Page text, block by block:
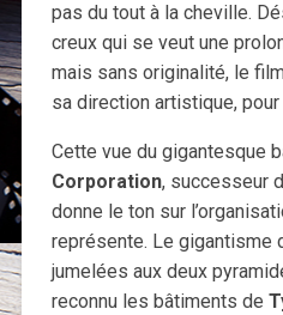
pas du tout à la cheville.
creux qui se veut une
mais sans originalité, le
sa direction artistique,
Cette vue du gigantesque
Corporation, successeur
donne le ton sur
représente. Le gigantisme
jumelées aux deux
reconnu les bâtiments de